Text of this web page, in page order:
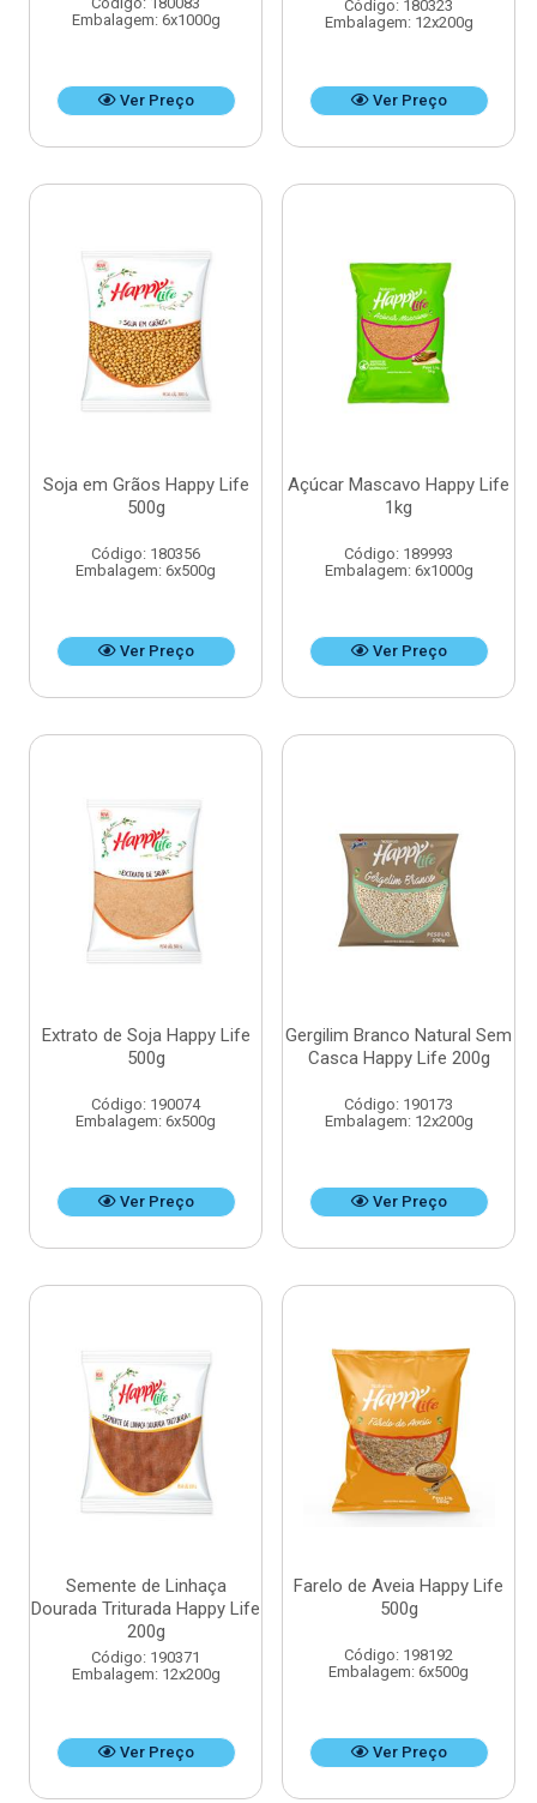
Embalagem: 6x1000g
Ver Preço
Código: 180323
Embalagem: 12x200g
Ver Preço
Soja em Grãos Happy Life
500g
Código: 180356
Embalagem: 6x500g
Ver Preço
Açúcar Mascavo Happy Life
1kg
Código: 189993
Embalagem: 6x1000g
Ver Preço
Extrato de Soja Happy Life
500g
Código: 190074
Embalagem: 6x500g
Ver Preço
Gergilim Branco Natural Sem
Casca Happy Life 200g
Código: 190173
Embalagem: 12x200g
Ver Preço
Semente de Linhaça
Dourada Triturada Happy Life
200g
Código: 190371
Embalagem: 12x200g
Ver Preço
Farelo de Aveia Happy Life
500g
Código: 198192
Embalagem: 6x500g
Ver Preço